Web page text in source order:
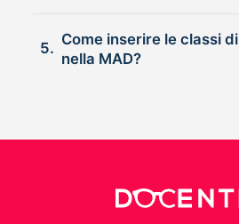
5.
Come inserire le classi di concorso
nella MAD?